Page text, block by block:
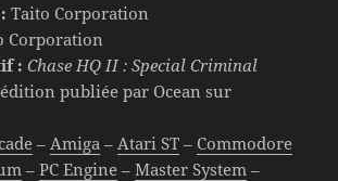
Taito Corporation
Corporation
: Chase HQ II : Special Criminal
publiée par Ocean sur
– Amiga – Atari ST – Commodore
–PC Engine –Master System –